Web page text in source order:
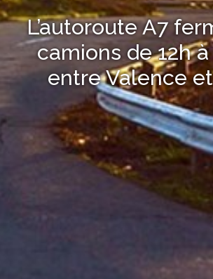
L’autoroute A7
camions de 12h
entre Valence